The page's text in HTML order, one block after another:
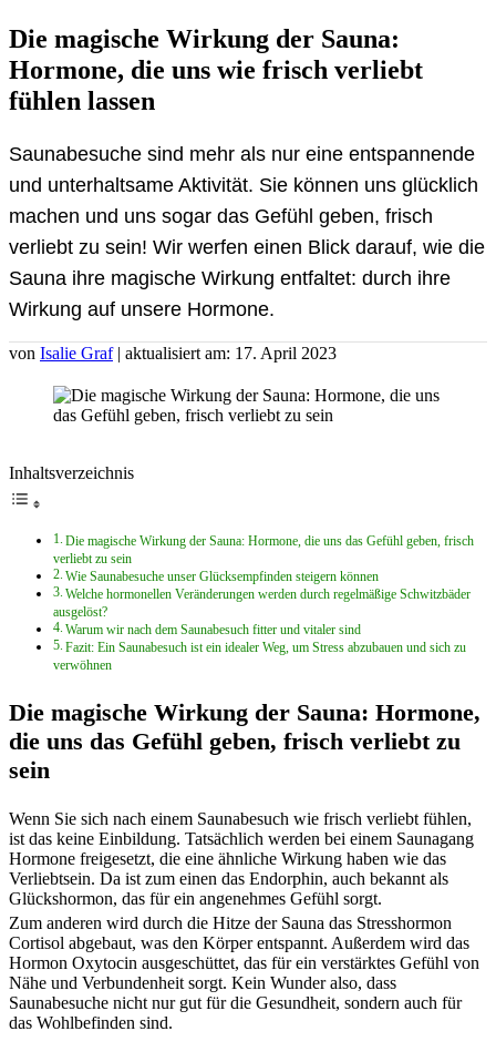
Die magische Wirkung der Sauna:
Hormone, die uns wie frisch verliebt
fühlen lassen
Saunabesuche sind mehr als nur eine entspannende
und unterhaltsame Aktivität. Sie können uns glücklich
machen und uns sogar das Gefühl geben, frisch
verliebt zu sein! Wir werfen einen Blick darauf, wie die
Sauna ihre magische Wirkung entfaltet: durch ihre
Wirkung auf unsere Hormone.
von Isalie Graf | aktualisiert am: 17. April 2023
Inhaltsverzeichnis
Die magische Wirkung der Sauna: Hormone, die uns das Gefühl geben, frisch
verliebt zu sein
Wie Saunabesuche unser Glücksempfinden steigern können
Welche hormonellen Veränderungen werden durch regelmäßige Schwitzbäder
ausgelöst?
Warum wir nach dem Saunabesuch fitter und vitaler sind
Fazit: Ein Saunabesuch ist ein idealer Weg, um Stress abzubauen und sich zu
verwöhnen
Die magische Wirkung der Sauna: Hormone,
die uns das Gefühl geben, frisch verliebt zu
sein
Wenn Sie sich nach einem Saunabesuch wie frisch verliebt fühlen,
ist das keine Einbildung. Tatsächlich werden bei einem Saunagang
Hormone freigesetzt, die eine ähnliche Wirkung haben wie das
Verliebtsein. Da ist zum einen das Endorphin, auch bekannt als
Glückshormon, das für ein angenehmes Gefühl sorgt.
Zum anderen wird durch die Hitze der Sauna das Stresshormon
Cortisol abgebaut, was den Körper entspannt. Außerdem wird das
Hormon Oxytocin ausgeschüttet, das für ein verstärktes Gefühl von
Nähe und Verbundenheit sorgt. Kein Wunder also, dass
Saunabesuche nicht nur gut für die Gesundheit, sondern auch für
das Wohlbefinden sind.